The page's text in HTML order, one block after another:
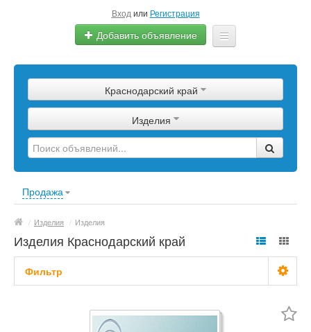
Вход или Регистрация
Добавить объявление
Сырье
Изделия
Оборудование
Краснодарский край
Изделия
Продажа
/ Изделия / Изделия
Изделия Краснодарский край
Фильтр